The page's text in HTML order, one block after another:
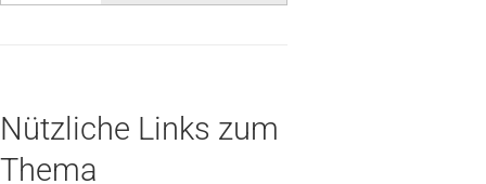
Nützliche Links zum
Thema